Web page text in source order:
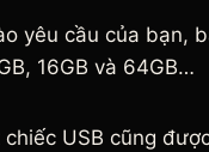
yêu cầu của bạn,
16GB và 64GB…
chiếc USB cũng